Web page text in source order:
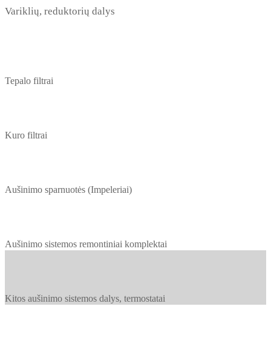
Variklių, reduktorių dalys
Tepalo filtrai
Kuro filtrai
Aušinimo sparnuotės (Impeleriai)
Aušinimo sistemos remontiniai komplektai
Kitos aušinimo sistemos dalys, termostatai